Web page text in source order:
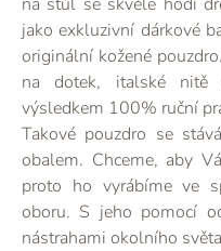
jako exkluzivní dárkové
originální kožené
na dotek, italské nitě
výsledkem 100% ruční
Takové pouzdro se
obalem. Chceme, aby
proto ho vyrábíme ve
oboru. S jeho pomocí
nástrahami okolního